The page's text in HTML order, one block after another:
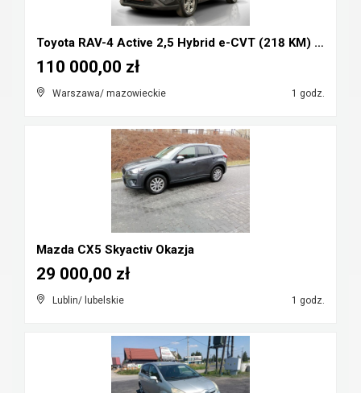
Toyota RAV-4 Active 2,5 Hybrid e-CVT (218 KM) Salo...
Warszawa/ mazowieckie 1 godz.
110 000,00 zł
Mazda CX5 Skyactiv Okazja
Lublin/ lubelskie 1 godz.
29 000,00 zł